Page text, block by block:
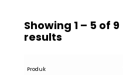
Showing 1 – 5 of 9
results
Produk